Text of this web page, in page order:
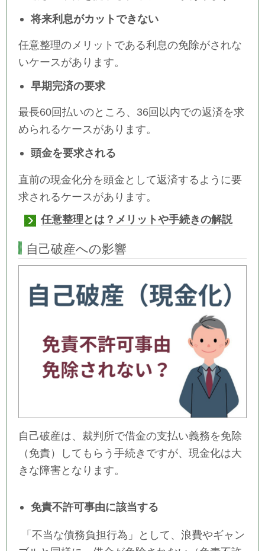
将来利息がカットできない
任意整理のメリットである利息の免除がされな
いケースがあります。
早期完済の要求
最長60回払いのところ、36回以内での返済を求
められるケースがあります。
頭金を要求される
直前の現金化分を頭金として返済するように要
求されるケースがあります。
任意整理とは？メリットや手続きの解説
自己破産への影響
自己破産は、裁判所で借金の支払い義務を免除
（免責）してもらう手続きですが、現金化は大
きな障害となります。
免責不許可事由に該当する
「不当な債務負担行為」として、浪費やギャン